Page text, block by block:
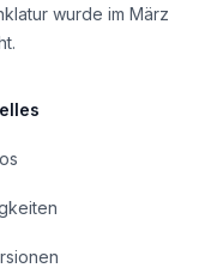
wurde im März